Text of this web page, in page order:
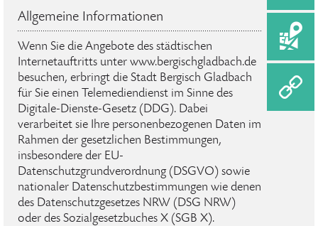
Allgemeine Informationen
Wenn Sie die Angebote des städtischen
Internetauftritts unter www.bergischgladbach.de
besuchen, erbringt die Stadt Bergisch Gladbach
für Sie einen Telemediendienst im Sinne des
Digitale-Dienste-Gesetz (DDG). Dabei
verarbeitet sie Ihre personenbezogenen Daten im
Rahmen der gesetzlichen Bestimmungen,
insbesondere der EU-
Datenschutzgrundverordnung (DSGVO) sowie
nationaler Datenschutzbestimmungen wie denen
des Datenschutzgesetzes NRW (DSG NRW)
oder des Sozialgesetzbuches X (SGB X).